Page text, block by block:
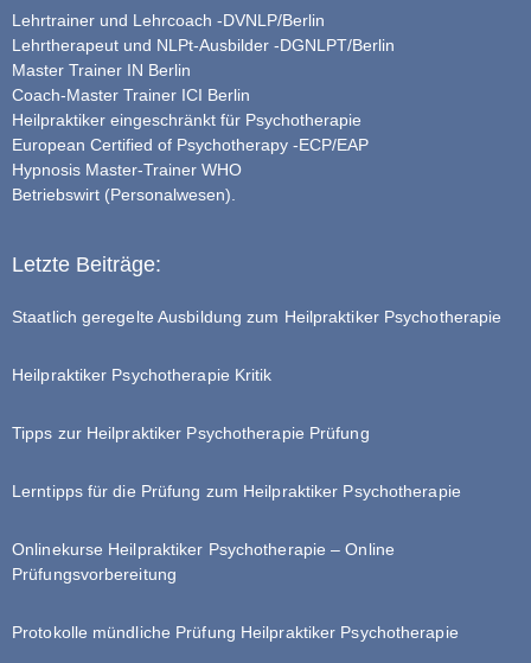
Lehrtrainer und Lehrcoach -DVNLP/Berlin
Lehrtherapeut und NLPt-Ausbilder -DGNLPT/Berlin
Master Trainer IN Berlin
Coach-Master Trainer ICI Berlin
Heilpraktiker eingeschränkt für Psychotherapie
European Certified of Psychotherapy -ECP/EAP
Hypnosis Master-Trainer WHO
Betriebswirt (Personalwesen).
Letzte Beiträge:
Staatlich geregelte Ausbildung zum Heilpraktiker Psychotherapie
Heilpraktiker Psychotherapie Kritik
Tipps zur Heilpraktiker Psychotherapie Prüfung
Lerntipps für die Prüfung zum Heilpraktiker Psychotherapie
Onlinekurse Heilpraktiker Psychotherapie – Online
Prüfungsvorbereitung
Protokolle mündliche Prüfung Heilpraktiker Psychotherapie